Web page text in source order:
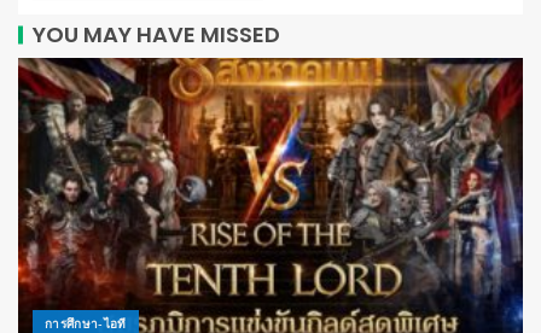
YOU MAY HAVE MISSED
การศึกษา-ไอที